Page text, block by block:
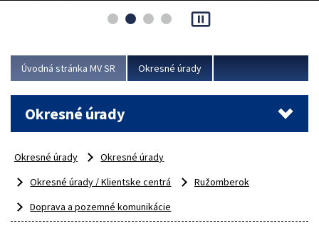
asociácie poisťovní (SLASPO) a Ministerstva vnútra SR.
Viac
pause_presentation
Úvodná stránka MV SR Okresné úrady
Okresné úrady
Okresné úrady
Okresné úrady
Okresné úrady / Klientske centrá
Ružomberok
Doprava a pozemné komunikácie